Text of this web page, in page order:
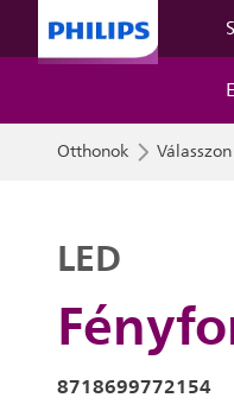
Otthonok
LED
8718699772154